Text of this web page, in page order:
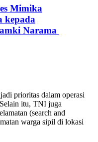
Mimika
kepada
Narama
prioritas dalam operasi
itu, TNI juga
(search and
warga sipil di lokasi